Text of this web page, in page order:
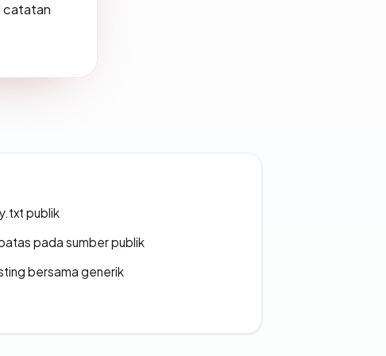
catatan
publik
pada sumber publik
bersama generik